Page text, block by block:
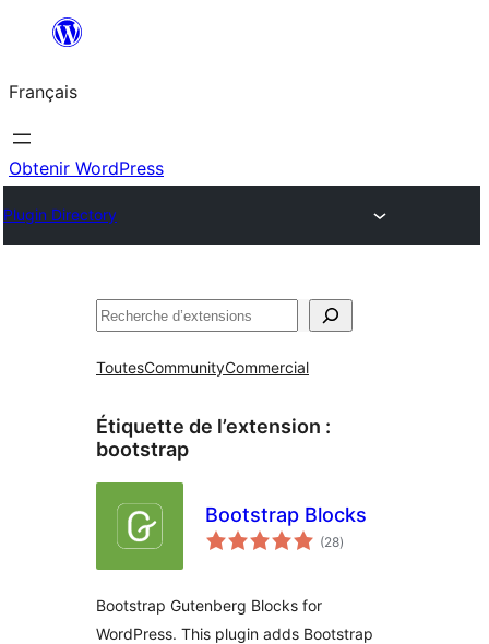
contenu
Français
Obtenir WordPress
Plugin Directory
Rechercher
ToutesCommunityCommercial
Étiquette de l’extension :
bootstrap
Bootstrap Blocks
(28notes
en
)
Bootstrap Gutenberg Blocks for
WordPress. This plugin adds Bootstrap